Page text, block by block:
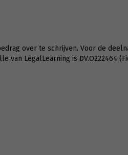
over te schrijven. Voor de
LegalLearning is DV.O222464